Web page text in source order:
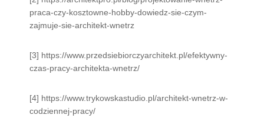
praca-czy-kosztowne-hobby-dowiedz-sie-czym-
zajmuje-sie-architekt-wnetrz
[3] https://www.przedsiebiorczyarchitekt.pl/efektywny-
czas-pracy-architekta-wnetrz/
[4] https://www.trykowskastudio.pl/architekt-wnetrz-w-
codziennej-pracy/